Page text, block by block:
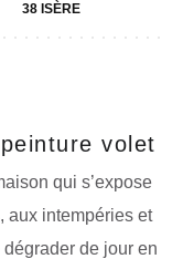
38 ISÈRE
volet
qui s’expose
aux intempéries et
de jour en